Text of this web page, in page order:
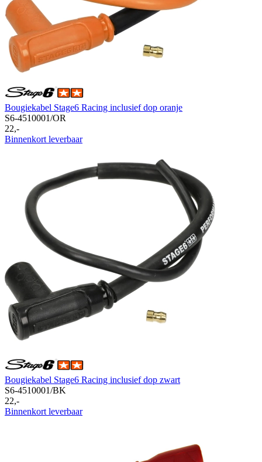
Bougiekabel Stage6 Racing inclusief dop oranje
S6-4510001/OR
22,-
Binnenkort leverbaar
Bougiekabel Stage6 Racing inclusief dop zwart
S6-4510001/BK
22,-
Binnenkort leverbaar